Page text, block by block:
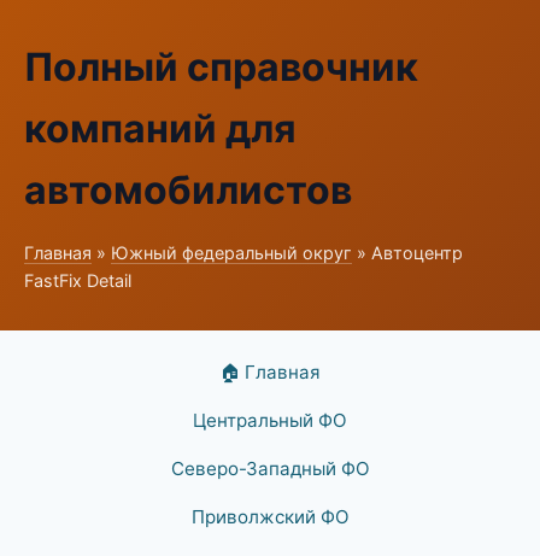
Полный справочник
компаний для
автомобилистов
Главная » Южный федеральный округ » Автоцентр
FastFix Detail
🏠 Главная
Центральный ФО
Северо-Западный ФО
Приволжский ФО